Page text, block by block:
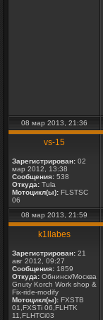
08 мар 2013, 21:36
vs-15
Зарегистрирован: 02
мар 2012, 13:38
Сообщения: 538
Откуда: Tula
Мотоцикл(ы): FLSTSC
06
08 мар 2013, 21:59
k1llabes
Зарегистрирован: 21
авг 2012, 09:27
Сообщения: 1859
Откуда: Обнинск/Москва
Gnuty Korch Work shop &
Fix-ride-modify
Мотоцикл(ы): FXSTB
01,FXSTi 06,FLHTK
11,FLHTCi03